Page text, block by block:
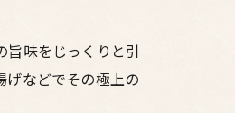
旨味をじっくりと引
げなどでその極上の